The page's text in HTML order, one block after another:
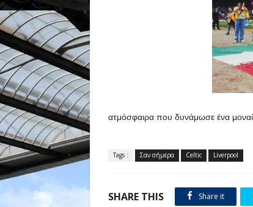
ατμόσφαιρα που δυνάμωσε ένα
Tags : Σαν σήμερα Celtic Liverpool
SHARE THIS Share it